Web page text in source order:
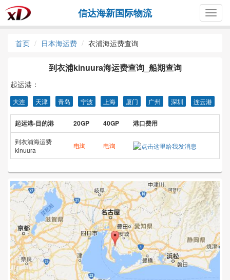
信达海新国际物流
首页 日本海运费 衣浦海运费查询
到衣浦kinuura海运费查询_船期查询
起运港：
大连 天津 青岛 宁波 上海 厦门 广州 深圳 连云港
起运港-目的港 20GP 40GP 港口费用
到衣浦海运费
kinuura
电询 电询